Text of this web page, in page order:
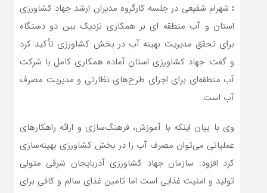
: شهرام شفیعی در جلسه کارگروه مدیران ارشد جهاد کشاورزی
استان و آب منطقه ای بر همکاری نزدیک بین دو دستگاه
برای تحقق مدیریت بهینه آب در بخش کشاورزی تأکید کرد
و گفت: جهاد کشاورزی استان آماده همکاری کامل با شرکت
آب منطقه‌ای برای اجرای طرح‌های نظارتی و مدیریت مصرف
آب است.
وی با بیان اینکه با آموزش، فرهنگ‌سازی و ارائه راهکارهای
عملیاتی می‌توان مصرف آب را در بخش کشاورزی بهینه‌سازی
کرد افزود: سازمان جهاد کشاورزی آذربایجان شرقی متولی
تولید و امنیت غذایی است اما تامین غذای سالم و کافی برای